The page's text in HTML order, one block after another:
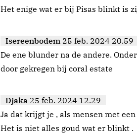
Het enige wat er bij Pisas blinkt is
Isereenbodem 25 feb. 2024 20.59
De ene blunder na de andere.
door gekregen bij coral estate
Djaka 25 feb. 2024 12.29
Ja dat krijgt je , als mensen met
Het is niet alles goud wat er blinkt .